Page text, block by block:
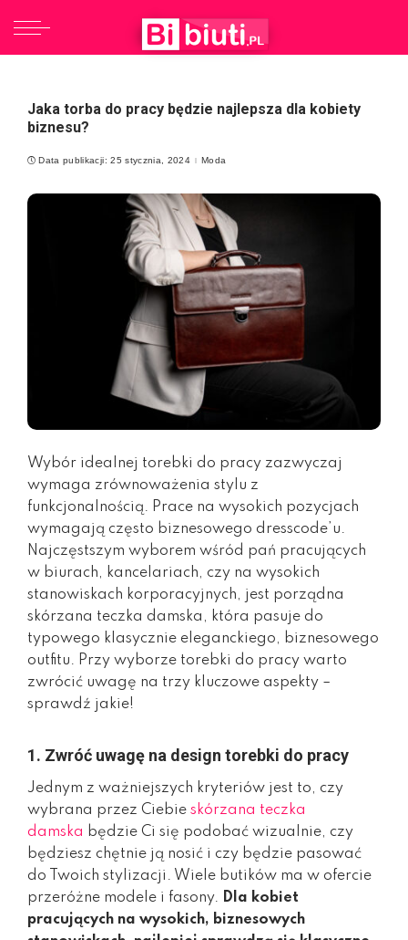
Jaka torba do pracy będzie najlepsza dla kobiety
biznesu?
Data publikacji: 25 stycznia, 2024 Moda
Wybór idealnej torebki do pracy zazwyczaj
wymaga zrównoważenia stylu z
funkcjonalnością. Prace na wysokich pozycjach
wymagają często biznesowego dresscode’u.
Najczęstszym wyborem wśród pań pracujących
w biurach, kancelariach, czy na wysokich
stanowiskach korporacyjnych, jest porządna
skórzana teczka damska, która pasuje do
typowego klasycznie eleganckiego, biznesowego
outfitu. Przy wyborze torebki do pracy warto
zwrócić uwagę na trzy kluczowe aspekty –
sprawdź jakie!
1. Zwróć uwagę na design torebki do pracy
Jednym z ważniejszych kryteriów jest to, czy
wybrana przez Ciebie skórzana teczka
damska będzie Ci się podobać wizualnie, czy
będziesz chętnie ją nosić i czy będzie pasować
do Twoich stylizacji. Wiele butików ma w ofercie
przeróżne modele i fasony. Dla kobiet
pracujących na wysokich, biznesowych